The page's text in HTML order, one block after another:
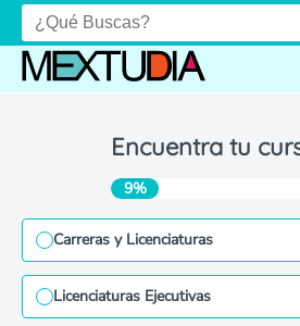
Encuentra tu
9%
Carreras y Licenciaturas
Licenciaturas Ejecutivas